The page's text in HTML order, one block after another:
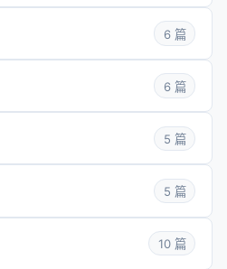
6 篇
6 篇
5 篇
5 篇
10 篇